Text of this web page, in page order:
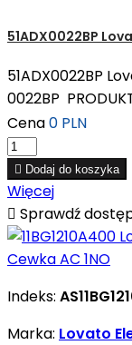
51ADX0022BP
51ADX0022BP
0022BP
Cena0 PLN
 Dodaj do koszyka
Więcej
 Sprawdź
Indeks:
Marka: Lovato